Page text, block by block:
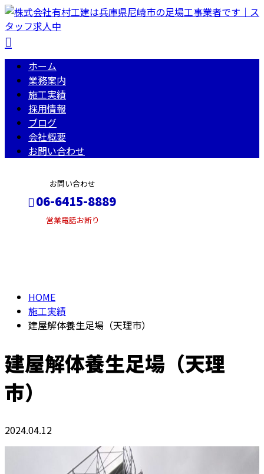
ホーム
業務案内
施工実績
採用情報
ブログ
会社概要
お問い合わせ
お問い合わせ
06-6415-8889
営業電話お断り
HOME
施工実績
建屋解体養生足場（天理市）
建屋解体養生足場（天理
市）
2024.04.12